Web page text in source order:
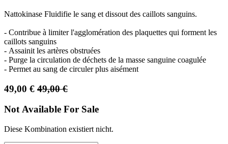
Nattokinase Fluidifie le sang et dissout des caillots sanguins.
- Contribue à limiter l'agglomération des plaquettes qui forment les
caillots sanguins
- Assainit les artères obstruées
- Purge la circulation de déchets de la masse sanguine coagulée
- Permet au sang de circuler plus aisément
49,00 € 49,00€
Not Available For Sale
Diese Kombination existiert nicht.